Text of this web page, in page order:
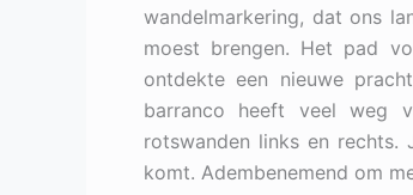
wandelmarkering, dat ons
moest brengen. Het pad
ontdekte een nieuwe
barranco heeft veel weg
rotswanden links en
komt. Adembenemend om